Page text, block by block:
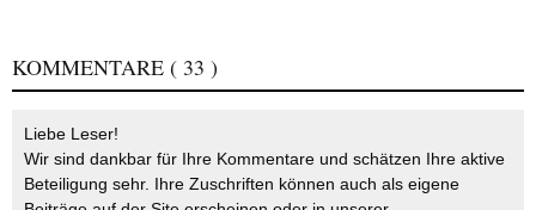
KOMMENTARE ( 33 )
Liebe Leser!
Wir sind dankbar für Ihre Kommentare und schätzen Ihre aktive
Beteiligung sehr. Ihre Zuschriften können auch als eigene